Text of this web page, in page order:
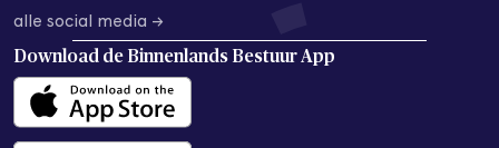
alle social media →
Download de Binnenlands Bestuur App